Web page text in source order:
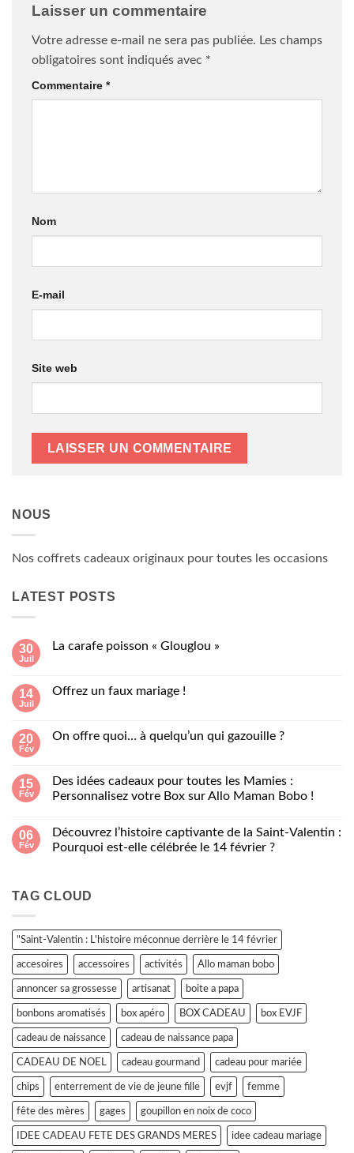
Laisser un commentaire
Votre adresse e-mail ne sera pas publiée. Les champs
obligatoires sont indiqués avec *
Commentaire *
Nom
E-mail
Site web
NOUS
Nos coffrets cadeaux originaux pour toutes les occasions
LATEST POSTS
30
Juil
La carafe poisson « Glouglou »
La
14
Juil
Offrez un faux mariage !
Offrez
20
Fév
On offre quoi… à quelqu’un qui gazouille ?
On
offre
qui
gazouille
15
Fév
Des idées cadeaux pour toutes les Mamies :
Personnalisez votre Box sur Allo Maman Bobo !
sur
Des
idées
les
votre
Box
sur
Allo
Maman
Bobo
!
06
Fév
Découvrez l’histoire captivante de la Saint-Valentin :
Pourquoi est-elle célébrée le 14 février ?
Découvrez
la
Saint-
Valentin
:
Pourquoi
est-
elle
le
14
février
?
TAG CLOUD
"Saint-Valentin : L'histoire méconnue derrière le 14 février
accesoires accessoires activités Allo maman bobo
annoncer sa grossesse artisanat boite a papa
bonbons aromatisés box apéro BOX CADEAU box EVJF
cadeau de naissance cadeau de naissance papa
CADEAU DE NOEL cadeau gourmand cadeau pour mariée
chips enterrement de vie de jeune fille evjf femme
fête des mères gages goupillon en noix de coco
IDEE CADEAU FETE DES GRANDS MERES idee cadeau mariage